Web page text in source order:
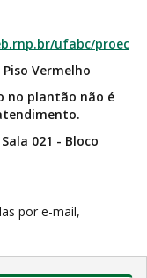
ufabc/proec
Piso Vermelho
no plantão não é
Sala 021 - Bloco
por e-mail,